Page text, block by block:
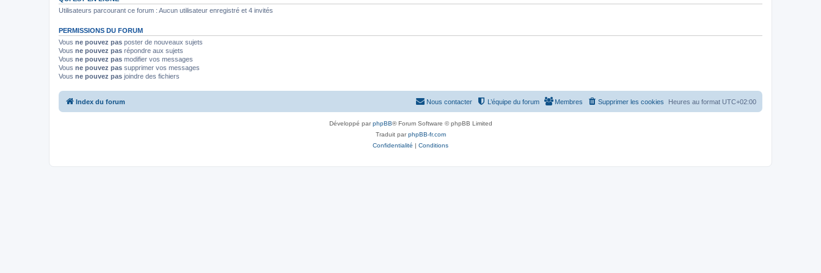
Utilisateurs parcourant ce forum : Aucun utilisateur enregistré et 4 invités
PERMISSIONS DU FORUM
Vous ne pouvez pas poster de nouveaux sujets
Vous ne pouvez pas répondre aux sujets
Vous ne pouvez pas modifier vos messages
Vous ne pouvez pas supprimer vos messages
Vous ne pouvez pas joindre des fichiers
Index du forum Heures au format UTC+02:00
Supprimer les cookies
Membres
L’équipe du forum
Nous contacter
Développé parphpBB® Forum Software © phpBB Limited
Traduit parphpBB-fr.com
Confidentialité | Conditions